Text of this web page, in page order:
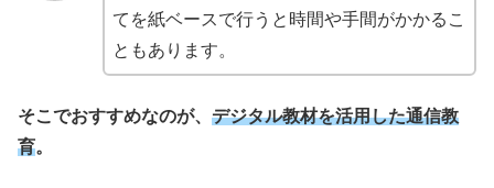
てを紙ベースで行うと時間や手間がかかるこ
ともあります。
そこでおすすめなのが、 デジタル教材を活用した通信教
育。